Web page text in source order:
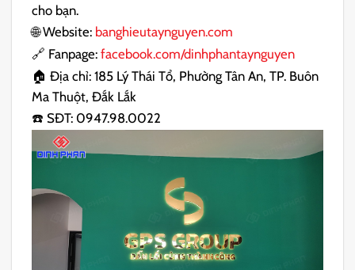
cho bạn.
🌐 Website: banghieutaynguyen.com
🔗 Fanpage:facebook.com/dinhphantaynguyen
🏠 Địa chỉ: 185 Lý Thái Tổ, Phường Tân An, TP. Buôn
Ma Thuột, Đắk Lắk
☎️ SĐT: 0947.98.0022